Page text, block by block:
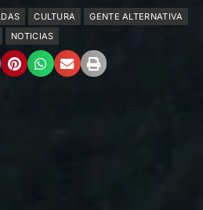
CULTURA
GENTE ALTERNATIVA
NOTICIAS